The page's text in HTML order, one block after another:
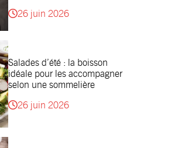
26 juin 2026
Salades d’été : la boisson
idéale pour les accompagner
selon une sommelière
26 juin 2026